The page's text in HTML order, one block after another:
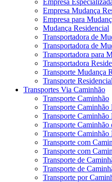
Empresa Mudança
Empresa para
Mudança Residencial
Transportadora de
Transportadora de
Transportadora para
Transportadora
Transporte Mudança
Transporte Residencial
Transportes Via Caminhão
Transporte Caminhão
Transporte Caminhão
Transporte Caminhão
Transporte Caminhão
Transporte Caminhão
Transporte com
Transporte com
Transporte de
Transporte de
Transporte por